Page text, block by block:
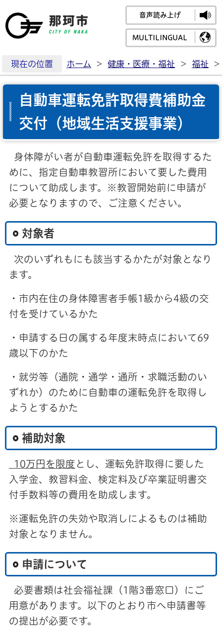
那珂市公式ホームペ
音声読み上げ
MULTILINGUAL
現在の位置 ホーム > 健康・医療・福祉 > 福祉 >
自動車運転免許取得費補助金
交付（地域生活支援事業）
身体障がい者が自動車運転免許を取得するた
めに、指定自動車教習所において要した費用
について助成します。※教習開始前に申請が
必要となりますので、ご注意ください。
対象者
次のいずれもにも該当するかたが対象となり
ます。
・市内在住の身体障害者手帳1級から4級の交
付を受けているかた
・申請する日の属する年度末時点において69
歳以下のかた
・就労等（通院・通学・通所・求職活動のい
ずれか）のために自動車の運転免許を取得し
ようとするかた
補助対象
10万円を限度 とし、運転免許取得に要した
入学金、教習料金、検定料及び卒業証明書交
付手数料等の費用を助成します。
※運転免許の失効や取消しによるものは補助
対象となりません。
申請について
必要書類は社会福祉課（1階3番窓口）にご
用意があります。以下のとおり市へ申請書等
の提出が必要です。